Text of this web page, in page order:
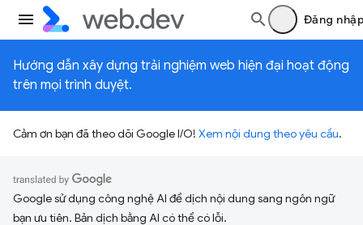
Đăng
Hướng dẫn xây dựng trải nghiệm web hiện đại hoạt động
trên mọi trình duyệt.
Cảm ơn bạn đã theo dõi Google I/O! Xem nội dung theo yêu cầu.
Google sử dụng công nghệ AI để dịch nội dung sang ngôn ngữ
bạn ưu tiên. Bản dịch bằng AI có thể có lỗi.